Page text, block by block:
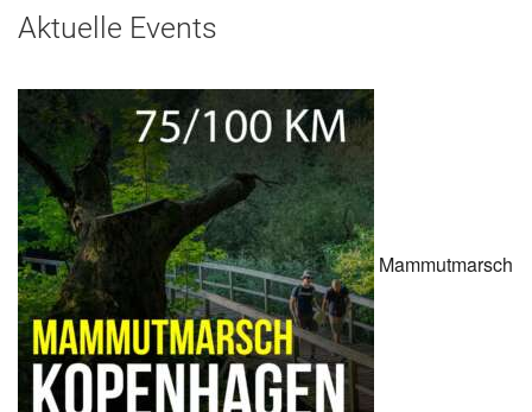
Aktuelle Events
Mammutmarsch